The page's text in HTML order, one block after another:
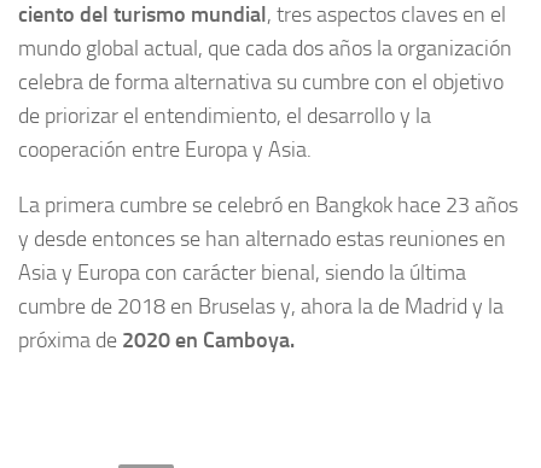
ciento del turismo mundial, tres aspectos claves en el
mundo global actual, que cada dos años la organización
celebra de forma alternativa su cumbre con el objetivo
de priorizar el entendimiento, el desarrollo y la
cooperación entre Europa y Asia.
La primera cumbre se celebró en Bangkok hace 23 años
y desde entonces se han alternado estas reuniones en
Asia y Europa con carácter bienal, siendo la última
cumbre de 2018 en Bruselas y, ahora la de Madrid y la
próxima de 2020 en Camboya.